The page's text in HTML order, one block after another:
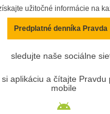
užitočné informácie na
Predplatné denníka Pravda
sledujte naše sociálne
aplikáciu a čítajte Pravdu
mobile